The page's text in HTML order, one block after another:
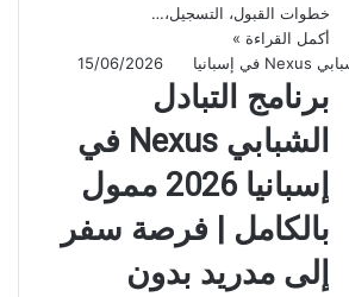
خطوات القبول، التسجيل،…
أكمل القراءة »
15/06/2026
برنامج التبادل
الشبابي Nexus في
إسبانيا 2026 ممول
بالكامل | فرصة سفر
إلى مدريد بدون